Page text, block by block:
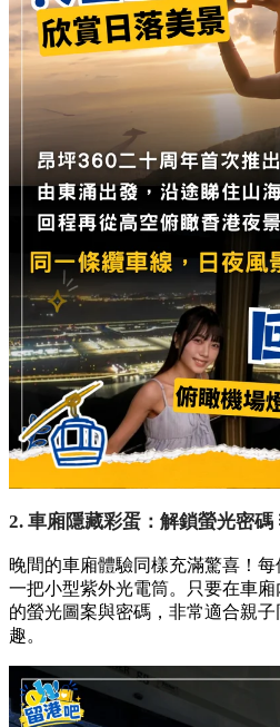
2. 車廂隱藏彩蛋：解鎖螢光密碼
晚間的車廂體驗同樣充滿驚喜！
一把小型紫外光電筒。只要在車
的螢光圖案與密碼，非常適合親
趣。